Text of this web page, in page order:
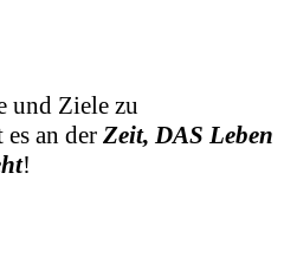
und Ziele zu
an der Zeit, DAS Leben
!